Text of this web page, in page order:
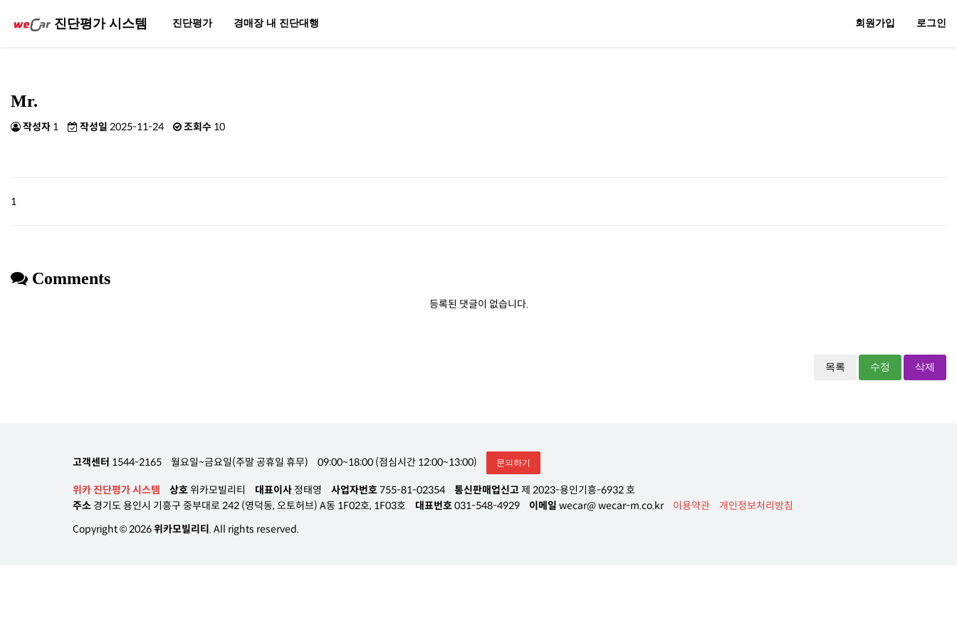
진단평가 시스템 진단평가 경매장 내 진단대행 회원가입 로그인
Mr.
작성자 1 작성일 2025-11-24 조회수 10
1
Comments
등록된 댓글이 없습니다.
목록 수정 삭제
고객센터 1544-2165 월요일~금요일(주말 공휴일 휴무) 09:00~18:00 (점심시간 12:00~13:00) 문의하기
위카 진단평가 시스템 상호위카모빌리티 대표이사 정태영 사업자번호 755-81-02354 통신판매업신고제 2023-용인기흥-6932 호
주소 경기도 용인시 기흥구 중부대로 242 (영덕동, 오토허브) A동 1F02호, 1F03호 대표번호031-548-4929 이메일 wecar@ wecar-m.co.kr 이용약관
개인정보처리방침
Copyright © 2026위카모빌리티. All rights reserved.